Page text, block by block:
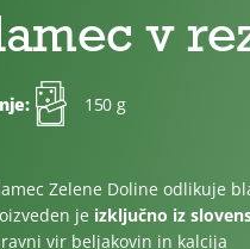
v
150 g
Zelene Doline odlikuje
je izključno iz
vir beljakovin in kalcija